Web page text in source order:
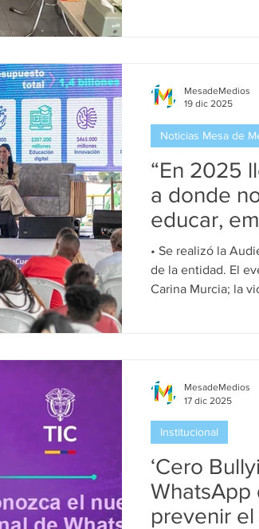
Independientes,
reafirmando el
part
“En 2025
a donde
educar,
Murcia
• Se realizó la
de la entidad. El
Carina Murcia; la
una inversión de
4.200 km de fibra
Noticias Mesa de
MesadeMedios
19 dic 2025
‘Cero
WhatsApp
prevenir
Institucional
MesadeMedios
17 dic 2025